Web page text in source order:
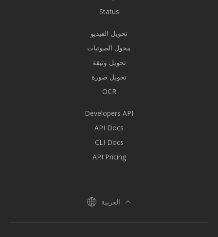
Status
تحويل الفيديو
محول الصوتيات
تحويل وثيقة
تحويل صورة
OCR
Developers API
API Docs
CLI Docs
API Pricing
العربية